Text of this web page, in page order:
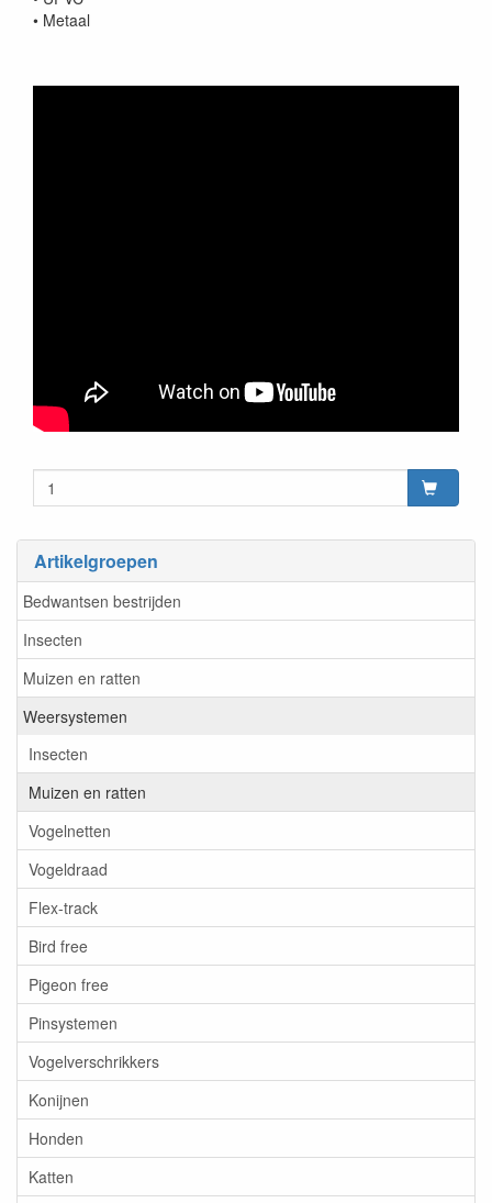
Artikelgroepen
Bedwantsen bestrijden
Insecten
Muizen en ratten
Weersystemen
Insecten
Muizen en ratten
Vogelnetten
Vogeldraad
Flex-track
Bird free
Pigeon free
Pinsystemen
Vogelverschrikkers
Konijnen
Honden
Katten
• Metaal